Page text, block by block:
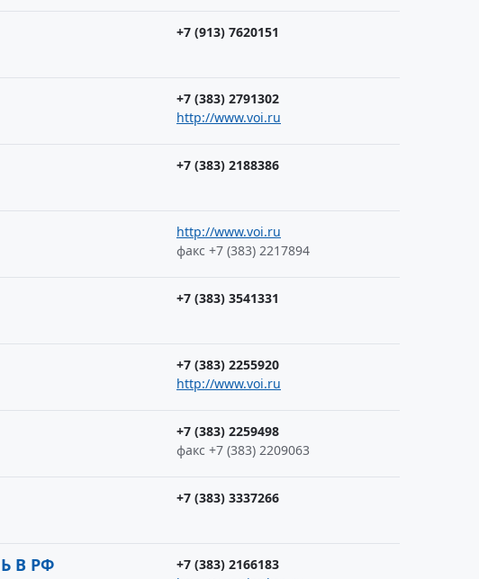
+7 (913) 7620151
+7 (383) 2791302
http://www.voi.ru
+7 (383) 2188386
http://www.voi.ru
факс +7 (383) 2217894
+7 (383) 3541331
+7 (383) 2255920
http://www.voi.ru
+7 (383) 2259498
факс +7 (383) 2209063
+7 (383) 3337266
В РФ
+7 (383) 2166183